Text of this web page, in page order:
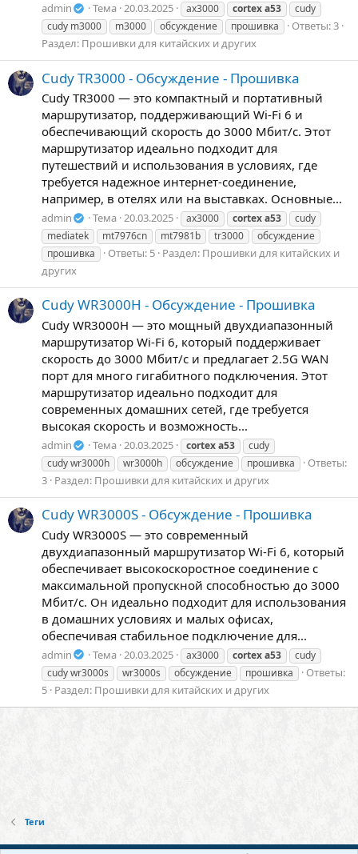
admin Тема 20.03.2025 ax3000 cortexa53
cudy
cudy m3000
m3000 обсуждение прошивка
Ответы: 3
Раздел: Прошивки для китайских и других
Cudy TR3000 - Обсуждение - Прошивка
Cudy TR3000 — это компактный и портативный
маршрутизатор, поддерживающий Wi-Fi 6 и
обеспечивающий скорость до 3000 Мбит/с. Этот
маршрутизатор идеально подходит для
путешествий и использования в условиях, где
требуется надежное интернет-соединение,
например, в отелях или на выставках. Основные...
admin Тема 20.03.2025 ax3000 cortexa53
cudy
mediatek
mt7976cn mt7981b tr3000
обсуждение
прошивка
Ответы: 5 Раздел: Прошивки для китайских и
других
Cudy WR3000H - Обсуждение - Прошивка
Cudy WR3000H — это мощный двухдиапазонный
маршрутизатор Wi-Fi 6, который поддерживает
скорость до 3000 Мбит/с и предлагает 2.5G WAN
порт для много гигабитного подключения. Этот
маршрутизатор идеально подходит для
современных домашних сетей, где требуется
высокая скорость и возможность...
admin Тема 20.03.2025 cortexa53
cudy
cudy wr3000h
wr3000h обсуждение прошивка
Ответы:
3 Раздел: Прошивки для китайских и других
Cudy WR3000S - Обсуждение - Прошивка
Cudy WR3000S — это современный
двухдиапазонный маршрутизатор Wi-Fi 6, который
обеспечивает высокоскоростное соединение с
максимальной пропускной способностью до 3000
Мбит/с. Он идеально подходит для использования
в домашних условиях и малых офисах,
обеспечивая стабильное подключение для...
admin Тема 20.03.2025 ax3000 cortexa53
cudy
cudy wr3000s
wr3000s обсуждение прошивка
Ответы:
5 Раздел: Прошивки для китайских и других
Теги